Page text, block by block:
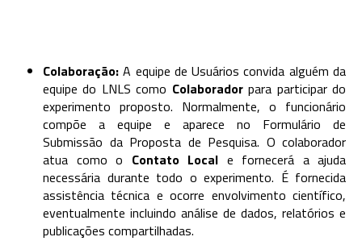
Colaboração: A equipe de Usuários convida alguém da
equipe do LNLS como Colaboradorpara participar do
experimento proposto. Normalmente, o funcionário
compõe a equipe e aparece no Formulário de
Submissão da Proposta de Pesquisa. O colaborador
atua como o Contato Local e fornecerá a ajuda
necessária durante todo o experimento. É fornecida
assistência técnica e ocorre envolvimento científico,
eventualmente incluindo análise de dados, relatórios e
publicações compartilhadas.